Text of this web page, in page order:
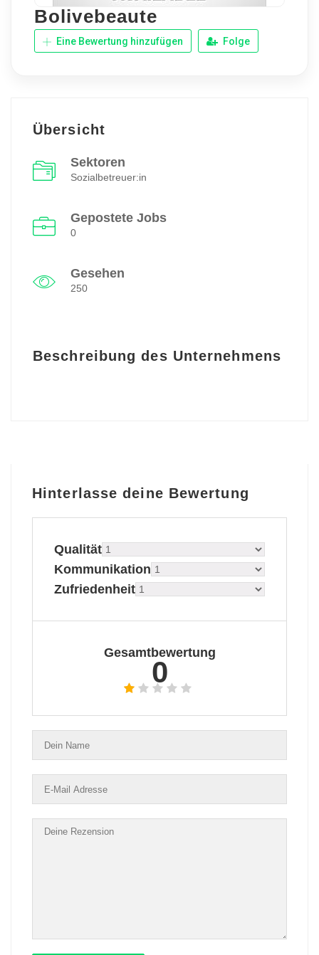
Bolivebeaute
Eine Bewertung hinzufügen Folge
Übersicht
Sektoren
Sozialbetreuer:in
Gepostete Jobs
0
Gesehen
250
Beschreibung des Unternehmens
Hinterlasse deine Bewertung
Qualität
Kommunikation
Zufriedenheit
Gesamtbewertung
0